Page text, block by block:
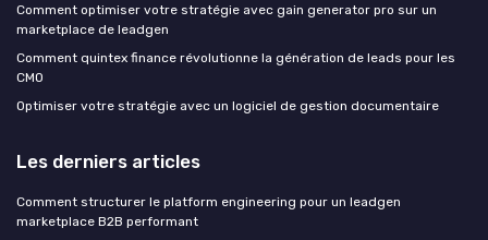
Comment optimiser votre stratégie avec gain generator pro sur un
marketplace de leadgen
Comment quintex finance révolutionne la génération de leads pour les
CMO
Optimiser votre stratégie avec un logiciel de gestion documentaire
Les derniers articles
Comment structurer le platform engineering pour un leadgen
marketplace B2B performant